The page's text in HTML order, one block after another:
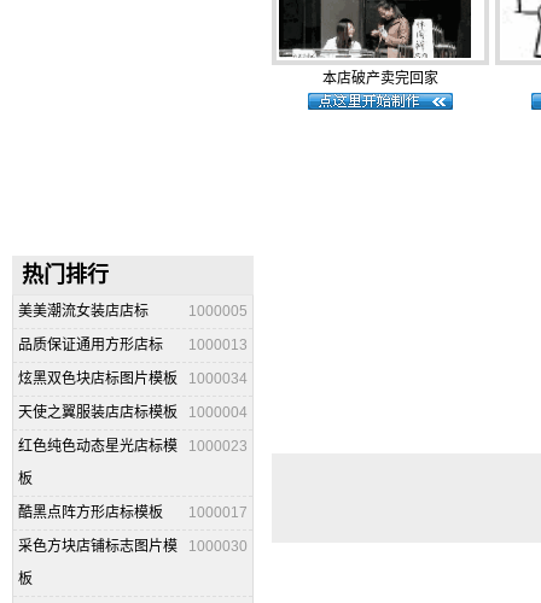
热门排行
1000005
美美潮流女装店店标
1000013
品质保证通用方形店标
1000034
炫黑双色块店标图片模板
1000004
天使之翼服装店店标模板
1000023
红色纯色动态星光店标模
板
1000017
酷黑点阵方形店标模板
1000030
采色方块店铺标志图片模
板
本店破产卖完回家